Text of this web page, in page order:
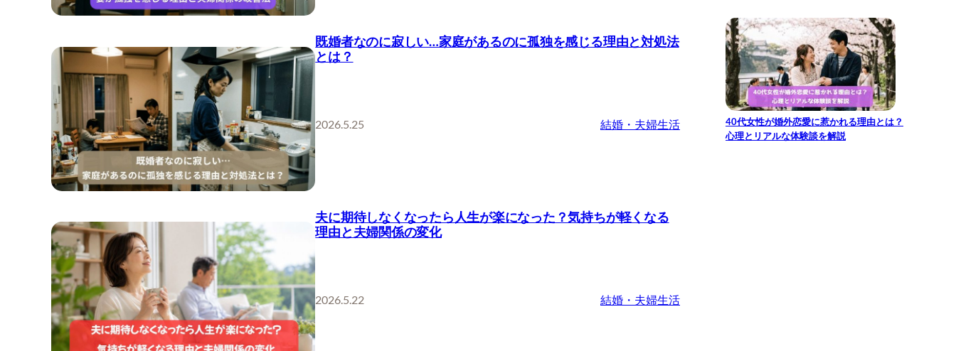
既婚者なのに寂しい…家庭があるのに孤独を感じる理由と対処法
とは？
2026.5.25 結婚・夫婦生活
夫に期待しなくなったら人生が楽になった？気持ちが軽くなる
理由と夫婦関係の変化
2026.5.22 結婚・夫婦生活
40代女性が婚外恋愛に惹かれる理由とは？
心理とリアルな体験談を解説